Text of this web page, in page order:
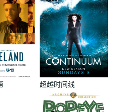
超越时间线
第二季